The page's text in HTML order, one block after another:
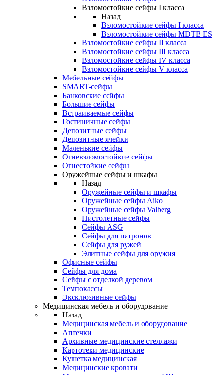
Взломостойкие сейфы I класса
Назад
Взломостойкие сейфы I класса
Взломостойкие сейфы MDTB ES
Взломостойкие сейфы II класса
Взломостойкие сейфы III класса
Взломостойкие сейфы IV класса
Взломостойкие сейфы V класса
Мебельные сейфы
SMART-сейфы
Банковские сейфы
Большие сейфы
Встраиваемые сейфы
Гостиничные сейфы
Депозитные сейфы
Депозитные ячейки
Маленькие сейфы
Огневзломостойкие сейфы
Огнестойкие сейфы
Оружейные сейфы и шкафы
Назад
Оружейные сейфы и шкафы
Оружейные сейфы Aiko
Оружейные сейфы Valberg
Пистолетные сейфы
Сейфы ASG
Сейфы для патронов
Сейфы для ружей
Элитные сейфы для оружия
Офисные сейфы
Сейфы для дома
Сейфы с отделкой деревом
Темпокассы
Эксклюзивные сейфы
Медицинская мебель и оборудование
Назад
Медицинская мебель и оборудование
Аптечки
Архивные медицинские стеллажи
Картотеки медицинские
Кушетка медицинская
Медицинские кровати